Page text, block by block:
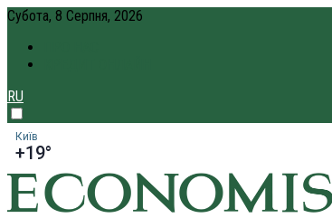
Субота, 8 Серпня, 2026
RU
Київ
+19°